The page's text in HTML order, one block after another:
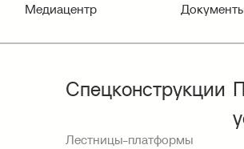
Медиацентр
Спецконструкции
Лестницы-платформы